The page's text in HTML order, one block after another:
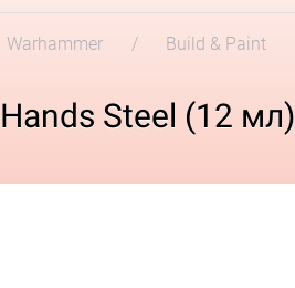
Warhammer Build & Paint
Steel (12 мл)